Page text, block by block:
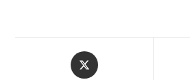
Opens
in